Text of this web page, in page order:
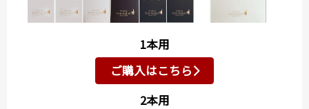
1本用
ご購入はこちら
2本用